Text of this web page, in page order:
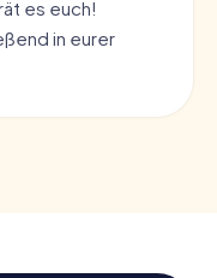
es euch!
in eurer